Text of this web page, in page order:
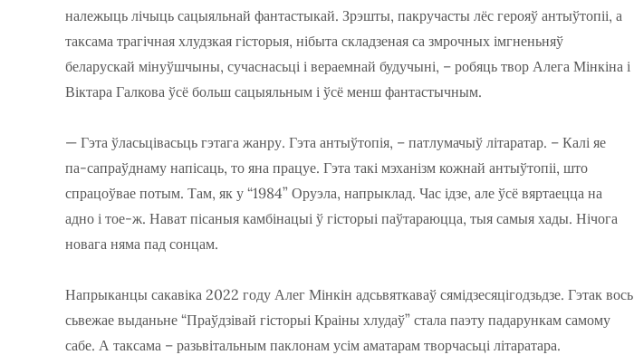
належыць лічыць сацыяльнай фантастыкай. Зрэшты, пакручасты лёс герояў антыўтопіі, а
таксама трагічная хлудзкая гісторыя, нібыта складзеная са змрочных імгненьняў
беларускай мінуўшчыны, сучаснасьці і вераемнай будучыні, – робяць твор Алега Мінкіна і
Віктара Галкова ўсё больш сацыяльным і ўсё менш фантастычным.
— Гэта ўласьцівасьць гэтага жанру. Гэта антыўтопія, – патлумачыў літаратар. – Калі яе
па-сапраўднаму напісаць, то яна працуе. Гэта такі мэханізм кожнай антыўтопіі, што
спрацоўвае потым. Там, як у “1984” Оруэла, напрыклад. Час ідзе, але ўсё вяртаецца на
адно і тое-ж. Нават пісаныя камбінацыі ў гісторыі паўтараюцца, тыя самыя хады. Нічога
новага няма пад сонцам.
Напрыканцы сакавіка 2022 году Алег Мінкін адсьвяткаваў сямідзесяцігодзьдзе. Гэтак вось
сьвежае выданьне “Праўдзівай гісторыі Краіны хлудаў” стала паэту падарункам самому
сабе. А таксама – разьвітальным паклонам усім аматарам творчасьці літаратара.